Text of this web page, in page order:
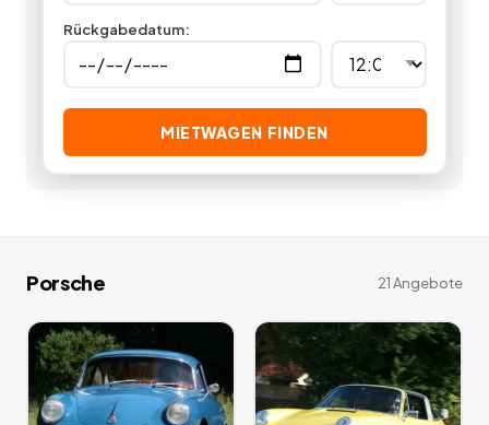
Rückgabedatum:
MIETWAGEN FINDEN
Porsche 21Angebote